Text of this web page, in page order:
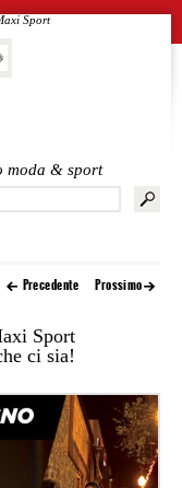
moda & sport
Sport
Precedente Prossimo
Sport
ci sia!